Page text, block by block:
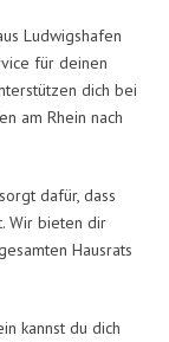
Ludwigshafen
für deinen
dich bei
am Rhein nach
dafür, dass
Wir bieten dir
Hausrats
kannst du dich